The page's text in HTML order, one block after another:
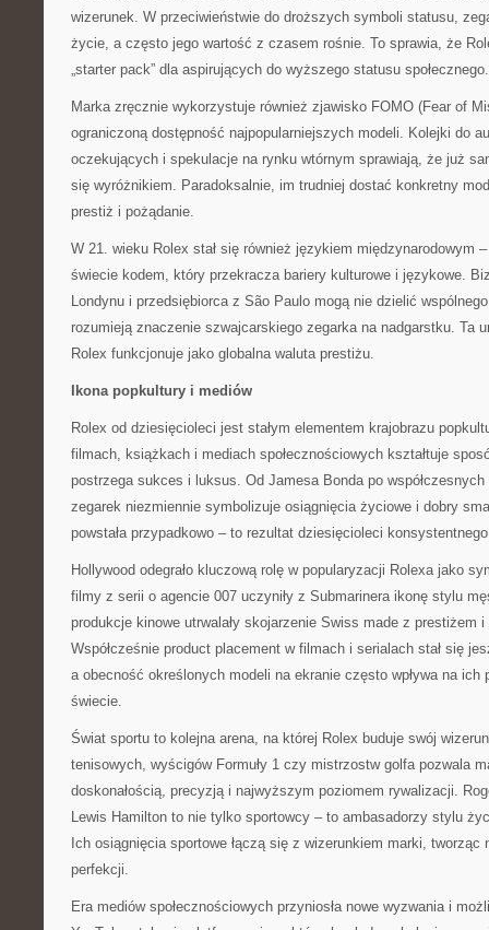
wizerunek. W przeciwieństwie do droższych symboli statusu,
życie, a często jego wartość z czasem rośnie. To sprawia, że
„starter pack” dla aspirujących do wyższego statusu społecznego.
Marka zręcznie wykorzystuje również zjawisko FOMO (Fear of
ograniczoną dostępność najpopularniejszych modeli. Kolejki do
oczekujących i spekulacje na rynku wtórnym sprawiają, że już
się wyróżnikiem. Paradoksalnie, im trudniej dostać konkretny
prestiż i pożądanie.
W 21. wieku Rolex stał się również językiem międzynarodowym
świecie kodem, który przekracza bariery kulturowe i językowe.
Londynu i przedsiębiorca z São Paulo mogą nie dzielić
rozumieją znaczenie szwajcarskiego zegarka na nadgarstku. Ta
Rolex funkcjonuje jako globalna waluta prestiżu.
Ikona popkultury i mediów
Rolex od dziesięcioleci jest stałym elementem krajobrazu
filmach, książkach i mediach społecznościowych kształtuje
postrzega sukces i luksus. Od Jamesa Bonda po
zegarek niezmiennie symbolizuje osiągnięcia życiowe i dobry
powstała przypadkowo – to rezultat dziesięcioleci
Hollywood odegrało kluczową rolę w popularyzacji Rolexa jako
filmy z serii o agencie 007 uczyniły z Submarinera ikonę stylu
produkcje kinowe utrwalały skojarzenie Swiss made z prestiżem
Współcześnie product placement w filmach i serialach stał się
a obecność określonych modeli na ekranie często wpływa na
świecie.
Świat sportu to kolejna arena, na której Rolex buduje swój
tenisowych, wyścigów Formuły 1 czy mistrzostw golfa pozwala
doskonałością, precyzją i najwyższym poziomem rywalizacji.
Lewis Hamilton to nie tylko sportowcy – to ambasadorzy stylu
Ich osiągnięcia sportowe łączą się z wizerunkiem marki, tworząc
perfekcji.
Era mediów społecznościowych przyniosła nowe wyzwania i